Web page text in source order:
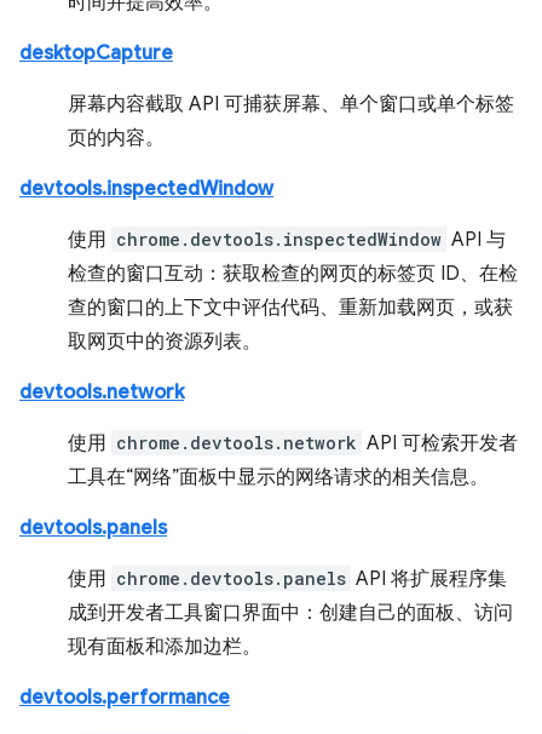
desktopCapture
屏幕内容截取 API 可捕获屏幕、单个窗口或单个标签
页的内容。
devtools.inspectedWindow
使用 chrome.devtools.inspectedWindow API 与
检查的窗口互动：获取检查的网页的标签页 ID、在检
查的窗口的上下文中评估代码、重新加载网页，或获
取网页中的资源列表。
devtools.network
使用 chrome.devtools.network API 可检索开发者
工具在“网络”面板中显示的网络请求的相关信息。
devtools.panels
使用 chrome.devtools.panels API 将扩展程序集
成到开发者工具窗口界面中：创建自己的面板、访问
现有面板和添加边栏。
devtools.performance